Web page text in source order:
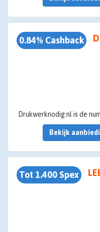
0.84% Cashback
Bekijk
Tot 1.400 Spex